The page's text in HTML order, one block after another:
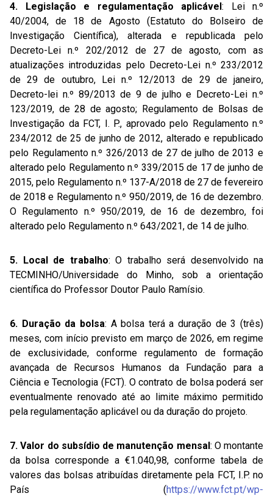
4. Legislação e regulamentação aplicável: Lei n.º
40/2004, de 18 de Agosto (Estatuto do Bolseiro de
Investigação Científica), alterada e republicada pelo
Decreto-Lei n.º 202/2012 de 27 de agosto, com as
atualizações introduzidas pelo Decreto-Lei n.º 233/2012
de 29 de outubro, Lei n.º 12/2013 de 29 de janeiro,
Decreto-lei n.º 89/2013 de 9 de julho e Decreto-Lei n.º
123/2019, de 28 de agosto; Regulamento de Bolsas de
Investigação da FCT, I. P., aprovado pelo Regulamento n.º
234/2012 de 25 de junho de 2012, alterado e republicado
pelo Regulamento n.º 326/2013 de 27 de julho de 2013 e
alterado pelo Regulamento n.º 339/2015 de 17 de junho de
2015, pelo Regulamento n.º 137-A/2018 de 27 de fevereiro
de 2018 e Regulamento n.º 950/2019, de 16 de dezembro.
O Regulamento n.º 950/2019, de 16 de dezembro, foi
alterado pelo Regulamento n.º 643/2021, de 14 de julho.
5. Local de trabalho: O trabalho será desenvolvido na
TECMINHO/Universidade do Minho, sob a orientação
científica do Professor Doutor Paulo Ramísio.
6. Duração da bolsa: A bolsa terá a duração de 3 (três)
meses, com início previsto em março de 2026, em regime
de exclusividade, conforme regulamento de formação
avançada de Recursos Humanos da Fundação para a
Ciência e Tecnologia (FCT). O contrato de bolsa poderá ser
eventualmente renovado até ao limite máximo permitido
pela regulamentação aplicável ou da duração do projeto.
7. Valor do subsídio de manutenção mensal: O montante
da bolsa corresponde a €1.040,98, conforme tabela de
valores das bolsas atribuídas diretamente pela FCT, I.P. no
País (https://www.fct.pt/wp-